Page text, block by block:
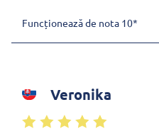
Funcționează de nota 10*
Veronika